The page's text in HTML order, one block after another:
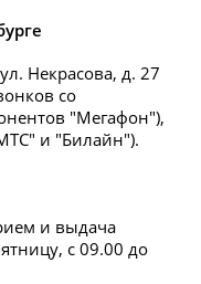
Некрасова, д. 27
со
"Мегафон"),
и "Билайн").
и выдача
с 09.00 до